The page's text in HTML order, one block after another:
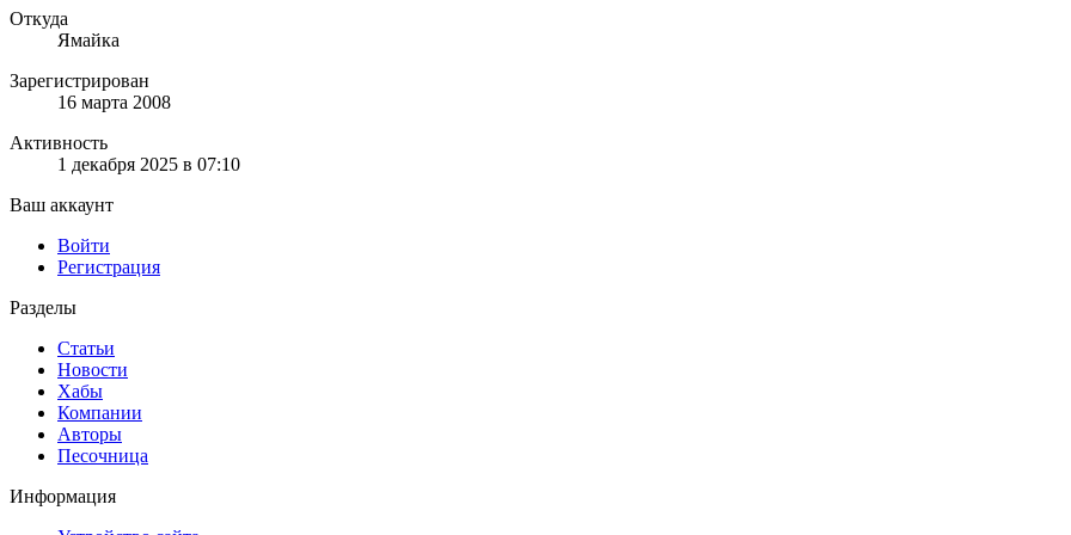
Откуда
Ямайка
Зарегистрирован
16 марта 2008
Активность
1 декабря 2025 в 07:10
Ваш аккаунт
Войти
Регистрация
Разделы
Статьи
Новости
Хабы
Компании
Авторы
Песочница
Информация